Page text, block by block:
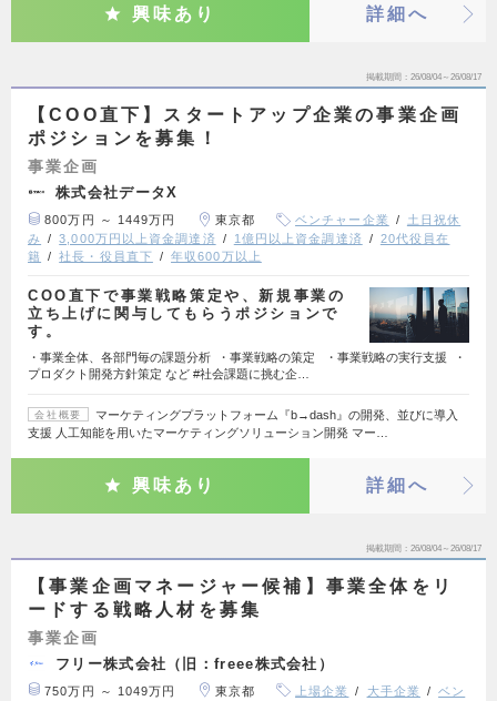
興味あり 詳細へ
掲載期間 26/08/04～26/08/17
【COO直下】スタートアップ企業の事業企画
ポジションを募集！
事業企画
株式会社データX
800万円 ～ 1449万円 東京都 ベンチャー企業
土日祝休
み
3,000万円以上資金調達済 1億円以上資金調達済
20代役員在
籍
社長・役員直下 年収600万以上
COO直下で事業戦略策定や、新規事業の
立ち上げに関与してもらうポジションで
す。
・事業全体、各部門毎の課題分析 ・事業戦略の策定 ・事業戦略の実行支援 ・
プロダクト開発方針策定 など #社会課題に挑む企…
会社概要
マーケティングプラットフォーム『b→dash』の開発、並びに導入
支援 人工知能を用いたマーケティングソリューション開発 マー…
興味あり 詳細へ
掲載期間 26/08/04～26/08/17
【事業企画マネージャー候補】事業全体をリ
ードする戦略人材を募集
事業企画
フリー株式会社（旧：freee株式会社）
750万円 ～ 1049万円 東京都 上場企業 大手企業
ベン